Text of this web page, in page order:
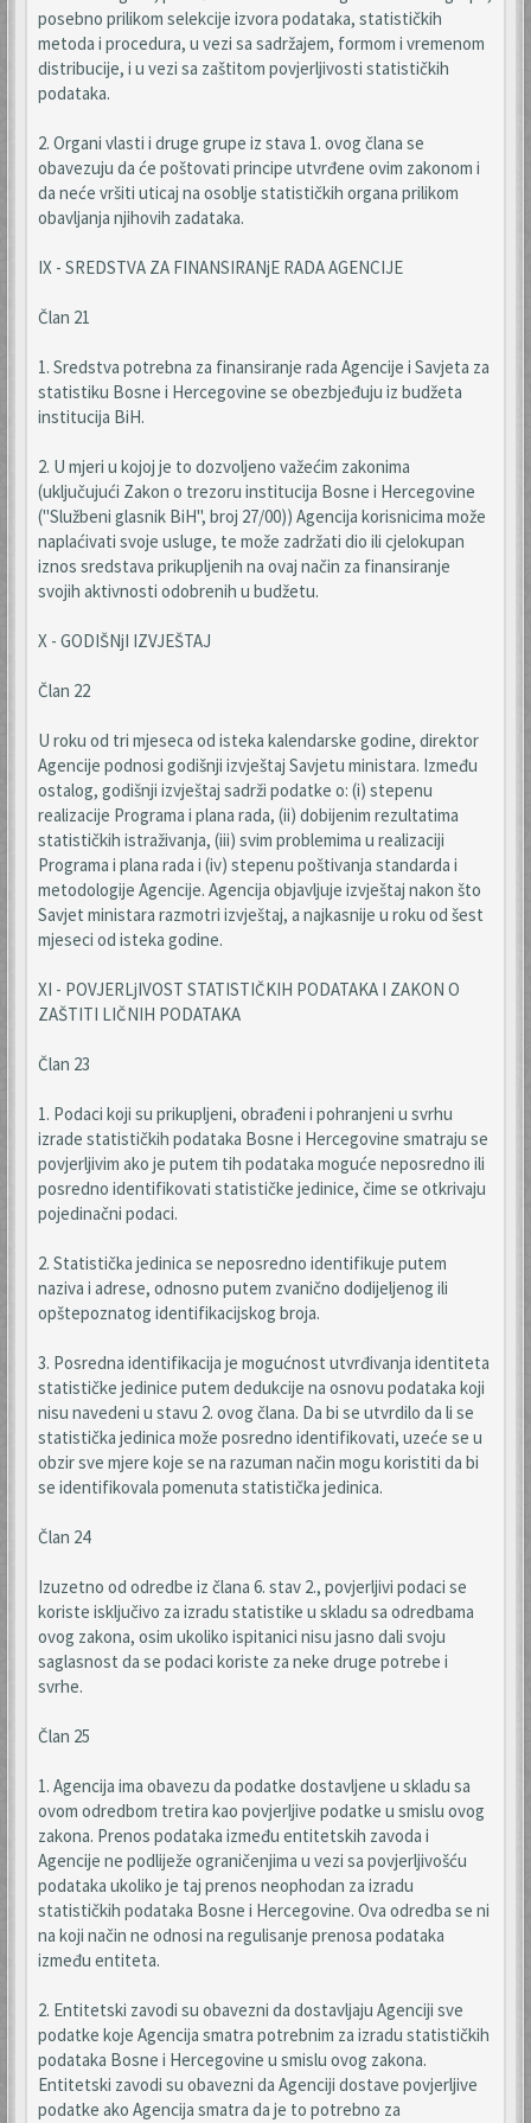
posebno prilikom selekcije izvora podataka, statističkih
metoda i procedura, u vezi sa sadržajem, formom i vremenom
distribucije, i u vezi sa zaštitom povjerljivosti statističkih
podataka.
2. Organi vlasti i druge grupe iz stava 1. ovog člana se
obavezuju da će poštovati principe utvrđene ovim zakonom i
da neće vršiti uticaj na osoblje statističkih organa prilikom
obavljanja njihovih zadataka.
IX - SREDSTVA ZA FINANSIRANjE RADA AGENCIJE
Član 21
1. Sredstva potrebna za finansiranje rada Agencije i Savjeta za
statistiku Bosne i Hercegovine se obezbjeđuju iz budžeta
institucija BiH.
2. U mjeri u kojoj je to dozvoljeno važećim zakonima
(uključujući Zakon o trezoru institucija Bosne i Hercegovine
("Službeni glasnik BiH", broj 27/00)) Agencija korisnicima može
naplaćivati svoje usluge, te može zadržati dio ili cjelokupan
iznos sredstava prikupljenih na ovaj način za finansiranje
svojih aktivnosti odobrenih u budžetu.
X - GODIŠNjI IZVJEŠTAJ
Član 22
U roku od tri mjeseca od isteka kalendarske godine, direktor
Agencije podnosi godišnji izvještaj Savjetu ministara. Između
ostalog, godišnji izvještaj sadrži podatke o: (i) stepenu
realizacije Programa i plana rada, (ii) dobijenim rezultatima
statističkih istraživanja, (iii) svim problemima u realizaciji
Programa i plana rada i (iv) stepenu poštivanja standarda i
metodologije Agencije. Agencija objavljuje izvještaj nakon što
Savjet ministara razmotri izvještaj, a najkasnije u roku od šest
mjeseci od isteka godine.
XI - POVJERLjIVOST STATISTIČKIH PODATAKA I ZAKON O
ZAŠTITI LIČNIH PODATAKA
Član 23
1. Podaci koji su prikupljeni, obrađeni i pohranjeni u svrhu
izrade statističkih podataka Bosne i Hercegovine smatraju se
povjerljivim ako je putem tih podataka moguće neposredno ili
posredno identifikovati statističke jedinice, čime se otkrivaju
pojedinačni podaci.
2. Statistička jedinica se neposredno identifikuje putem
naziva i adrese, odnosno putem zvanično dodijeljenog ili
opštepoznatog identifikacijskog broja.
3. Posredna identifikacija je mogućnost utvrđivanja identiteta
statističke jedinice putem dedukcije na osnovu podataka koji
nisu navedeni u stavu 2. ovog člana. Da bi se utvrdilo da li se
statistička jedinica može posredno identifikovati, uzeće se u
obzir sve mjere koje se na razuman način mogu koristiti da bi
se identifikovala pomenuta statistička jedinica.
Član 24
Izuzetno od odredbe iz člana 6. stav 2., povjerljivi podaci se
koriste isključivo za izradu statistike u skladu sa odredbama
ovog zakona, osim ukoliko ispitanici nisu jasno dali svoju
saglasnost da se podaci koriste za neke druge potrebe i
svrhe.
Član 25
1. Agencija ima obavezu da podatke dostavljene u skladu sa
ovom odredbom tretira kao povjerljive podatke u smislu ovog
zakona. Prenos podataka između entitetskih zavoda i
Agencije ne podliježe ograničenjima u vezi sa povjerljivošću
podataka ukoliko je taj prenos neophodan za izradu
statističkih podataka Bosne i Hercegovine. Ova odredba se ni
na koji način ne odnosi na regulisanje prenosa podataka
između entiteta.
2. Entitetski zavodi su obavezni da dostavljaju Agenciji sve
podatke koje Agencija smatra potrebnim za izradu statističkih
podataka Bosne i Hercegovine u smislu ovog zakona.
Entitetski zavodi su obavezni da Agenciji dostave povjerljive
podatke ako Agencija smatra da je to potrebno za